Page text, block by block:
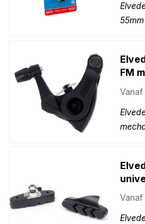
FM
Vanaf
Vanaf